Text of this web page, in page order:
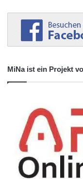
MiNa ist ein Projekt